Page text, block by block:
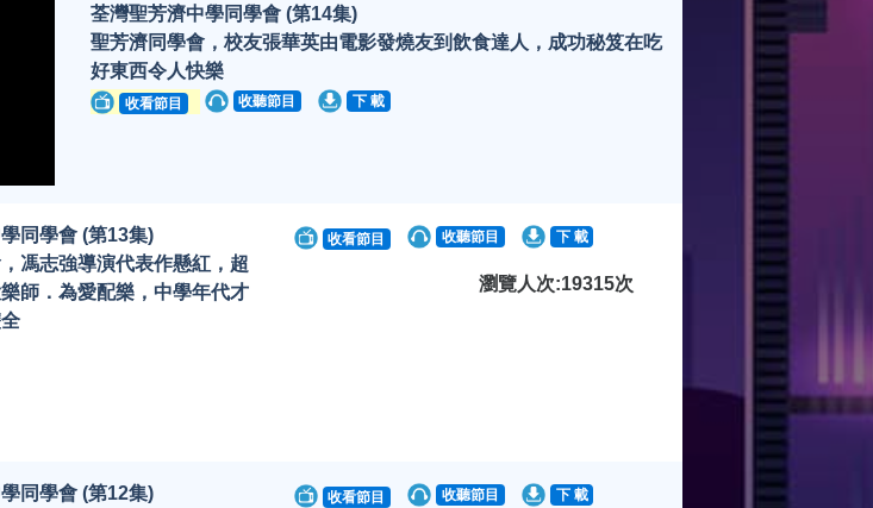
荃灣聖芳濟中學同學會 (第14集)
聖芳濟同學會，校友張華英由電影發燒友到飲食達人，成功秘笈在吃
好東西令人快樂
收看節目 收聽節目 下 載
同學會 (第13集)
馮志強導演代表作懸紅，超
師．為愛配樂，中學年代才
收看節目 收聽節目 下 載
瀏覽人次:19315次
同學會 (第12集)
收看節目 收聽節目 下 載